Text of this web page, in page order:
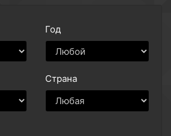
Год
Страна